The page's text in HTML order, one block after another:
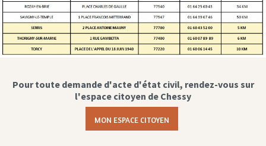
Pour toute demande d'acte d'état civil, rendez-vous sur
l'espace citoyen de Chessy
MON ESPACE CITOYEN